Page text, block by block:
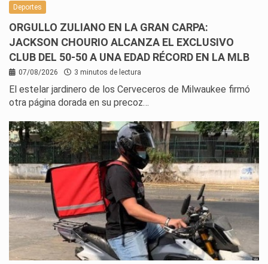
Deportes
ORGULLO ZULIANO EN LA GRAN CARPA:
JACKSON CHOURIO ALCANZA EL EXCLUSIVO
CLUB DEL 50-50 A UNA EDAD RÉCORD EN LA MLB
07/08/2026 3 minutos de lectura
El estelar jardinero de los Cerveceros de Milwaukee firmó
otra página dorada en su precoz…